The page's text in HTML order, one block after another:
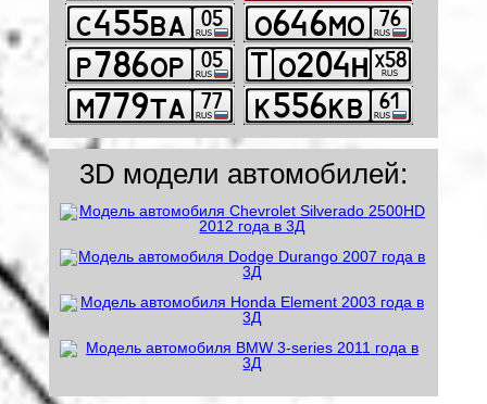
3D модели автомобилей: